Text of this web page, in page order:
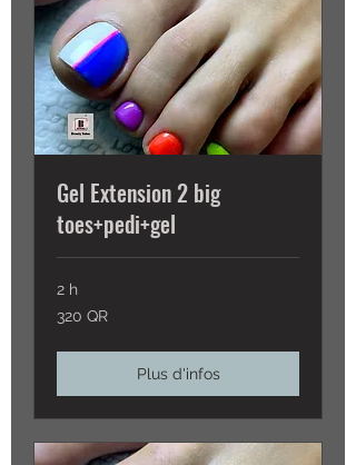
Gel Extension 2 big
toes+pedi+gel
2 h
320
QR
320 QR
Plus d'infos